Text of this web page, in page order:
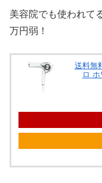
美容院でも使われて
万円弱！
送料無
ロ